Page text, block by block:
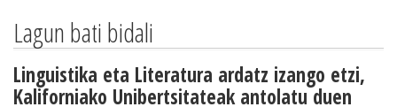
Lagun bati bidali
Linguistika eta Literatura ardatz izango etzi,
Kaliforniako Unibertsitateak antolatu duen